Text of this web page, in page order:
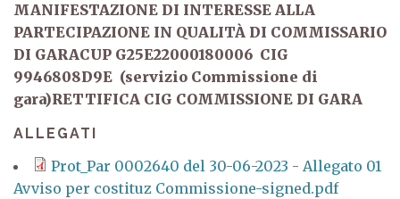
MANIFESTAZIONE DI INTERESSE ALLA
PARTECIPAZIONE IN QUALITÀ DI COMMISSARIO
DI GARACUP G25E22000180006 CIG
9946808D9E (servizio Commissione di
gara)RETTIFICA CIG COMMISSIONE DI GARA
ALLEGATI
Prot_Par 0002640 del 30-06-2023 - Allegato 01
Avviso per costituz Commissione-signed.pdf